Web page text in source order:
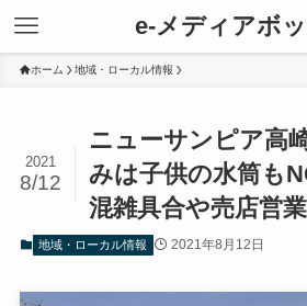
e-メディアボ
ホーム 地域・ローカル情報
ニューサンピア高
みは子供の水筒も
混雑具合や売店営
2021
8/12
地域・ローカル情報 2021年8月12日